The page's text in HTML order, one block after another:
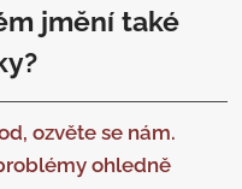
nebo darem či ve
jmění také
byl smluvní stranou
dluhům
ozvěte se nám.
ohledně